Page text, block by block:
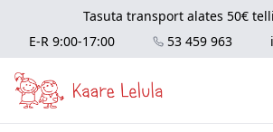
Tasuta transport alates 50€
E-R 9:00-17:00
53 459 963